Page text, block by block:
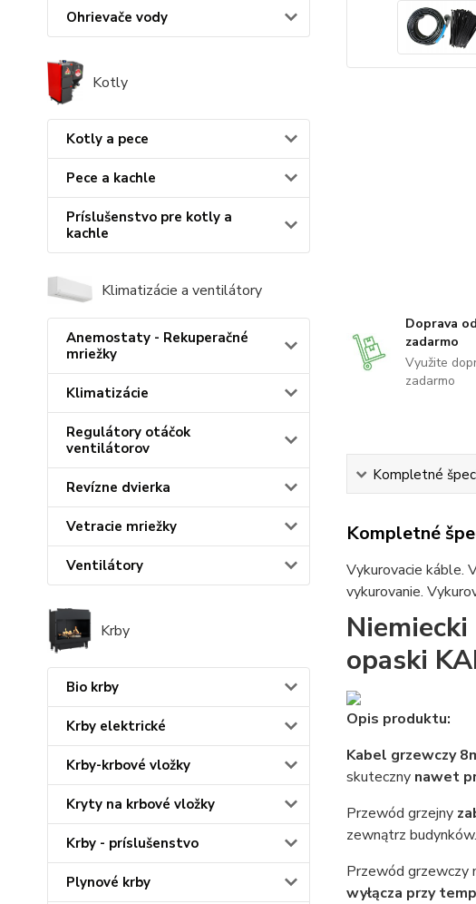
Ohrievače vody
Kotly
Kotly a pece
Pece a kachle
Príslušenstvo pre kotly a
kachle
Klimatizácie a ventilátory
Anemostaty - Rekuperačné
mriežky
Klimatizácie
Regulátory otáčok
ventilátorov
Revízne dvierka
Vetracie mriežky
Ventilátory
Krby
Bio krby
Krby elektrické
Krby-krbové vložky
Kryty na krbové vložky
Krby - príslušenstvo
Plynové krby
Doprava
zadarmo
Využite
zadarmo
Kompletné
Kompletné
Vykurovacie káble.
vykurovanie.
opaski
Opis produktu:
Kabel grzewczy
skuteczny nawet
Przewód grzejny
zewnątrz budynków.
Przewód grzewczy
wyłącza przy